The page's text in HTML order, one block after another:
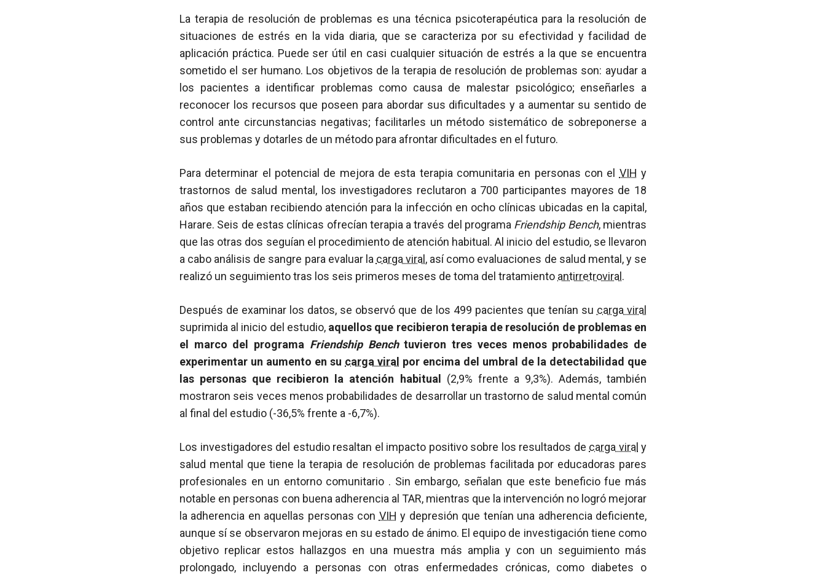
La terapia de resolución de problemas es una técnica psicoterapéutica para la resolución de
situaciones de estrés en la vida diaria, que se caracteriza por su efectividad y facilidad de
aplicación práctica. Puede ser útil en casi cualquier situación de estrés a la que se encuentra
sometido el ser humano. Los objetivos de la terapia de resolución de problemas son: ayudar a
los pacientes a identificar problemas como causa de malestar psicológico; enseñarles a
reconocer los recursos que poseen para abordar sus dificultades y a aumentar su sentido de
control ante circunstancias negativas; facilitarles un método sistemático de sobreponerse a
sus problemas y dotarles de un método para afrontar dificultades en el futuro.
Para determinar el potencial de mejora de esta terapia comunitaria en personas con el VIH y
trastornos de salud mental, los investigadores reclutaron a 700 participantes mayores de 18
años que estaban recibiendo atención para la infección en ocho clínicas ubicadas en la capital,
Harare. Seis de estas clínicas ofrecían terapia a través del programa Friendship Bench, mientras
que las otras dos seguían el procedimiento de atención habitual. Al inicio del estudio, se llevaron
a cabo análisis de sangre para evaluar la carga viral , así como evaluaciones de salud mental, y se
realizó un seguimiento tras los seis primeros meses de toma del tratamiento antirretroviral .
Después de examinar los datos, se observó que de los 499 pacientes que tenían su carga viral
suprimida al inicio del estudio, aquellos que recibieron terapia de resolución de problemas en
el marco del programa Friendship Benchtuvieron tres veces menos probabilidades de
experimentar un aumento en su carga viral por encima del umbral de la detectabilidad que
las personas que recibieron la atención habitual
(2,9% frente a 9,3%). Además, también
mostraron seis veces menos probabilidades de desarrollar un trastorno de salud mental común
al final del estudio (-36,5% frente a -6,7%).
Los investigadores del estudio resaltan el impacto positivo sobre los resultados de carga viral y
salud mental que tiene la terapia de resolución de problemas facilitada por educadoras pares
profesionales en un entorno comunitario . Sin embargo, señalan que este beneficio fue más
notable en personas con buena adherencia al TAR, mientras que la intervención no logró mejorar
la adherencia en aquellas personas con VIH y depresión que tenían una adherencia deficiente,
aunque sí se observaron mejoras en su estado de ánimo. El equipo de investigación tiene como
objetivo replicar estos hallazgos en una muestra más amplia y con un seguimiento más
prolongado, incluyendo a personas con otras enfermedades crónicas, como diabetes o